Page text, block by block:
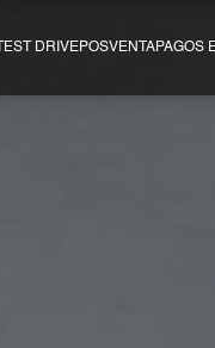
TEST DRIVEPOSVENTAPAGOS